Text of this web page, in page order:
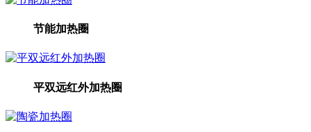
节能加热圈
平双远红外加热圈